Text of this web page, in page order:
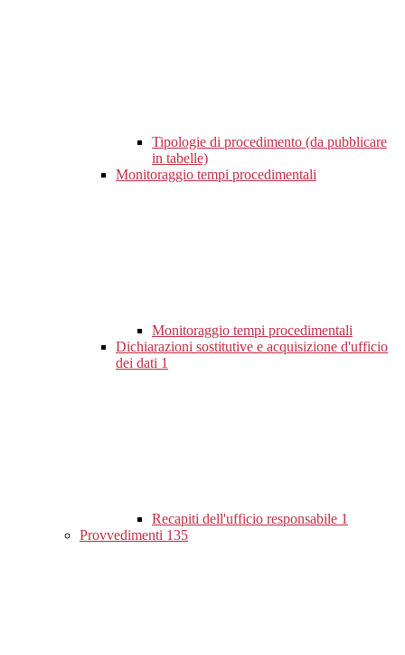
Tipologie di procedimento (da pubblicare
in tabelle)
Monitoraggio tempi procedimentali
Monitoraggio tempi procedimentali
Dichiarazioni sostitutive e acquisizione d'ufficio
dei dati 1
Recapiti dell'ufficio responsabile 1
Provvedimenti 135